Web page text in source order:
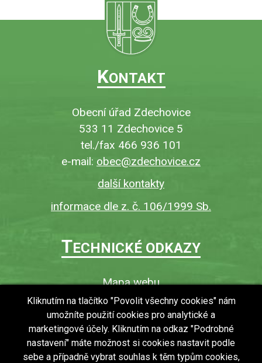
KONTAKT
Obecní úřad Zdechovice
533 11 Zdechovice 5
tel./fax 466 936 101
e-mail: obec@zdechovice.cz
další kontakty
informace dle z. č. 106/1999 Sb.
TECHNICKÉ ODKAZY
Mapa webu
O webu
Povinně zveřejňované informace
Ochrana osobních údajů (GDPR)
Vyhledávání
Kliknutím na tlačítko "Povolit všechny cookies" nám
umožníte použití cookies pro analytické a
marketingové účely. Kliknutím na odkaz "Podrobné
nastavení" máte možnost si cookies nastavit podle
sebe a případně vybrat souhlas k těm typům cookies,